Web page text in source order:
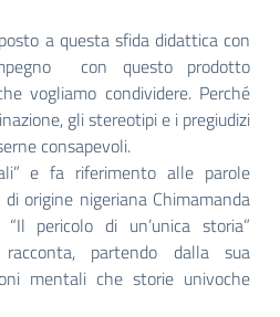
a questa sfida didattica con
con questo prodotto
vogliamo condividere. Perché
gli stereotipi e i pregiudizi
consapevoli.
e fa riferimento alle parole
origine nigeriana Chimamanda
pericolo di un’unica storia”
partendo dalla sua
mentali che storie univoche